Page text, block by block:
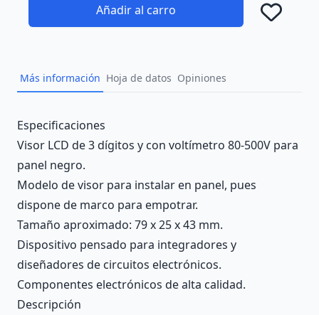
Añadir al carro
Más información Hoja de datos Opiniones
Description
Especificaciones
Visor LCD de 3 dígitos y con voltímetro 80-500V para
panel negro.
Modelo de visor para instalar en panel, pues
dispone de marco para empotrar.
Tamaño aproximado: 79 x 25 x 43 mm.
Dispositivo pensado para integradores y
diseñadores de circuitos electrónicos.
Componentes electrónicos de alta calidad.
Descripción